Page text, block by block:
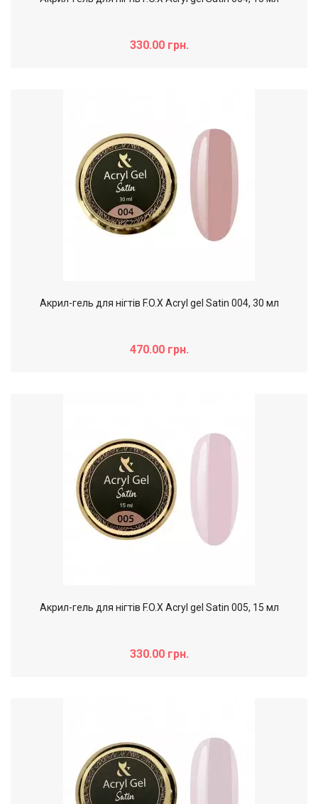
330.00 грн.
Акрил-гель для нігтів F.O.X Acryl gel Satin 004, 30 мл
470.00 грн.
Акрил-гель для нігтів F.O.X Acryl gel Satin 005, 15 мл
330.00 грн.